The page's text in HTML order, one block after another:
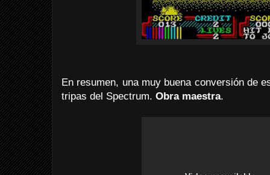
En resumen, una muy buena conversión de
tripas del Spectrum. Obra maestra.